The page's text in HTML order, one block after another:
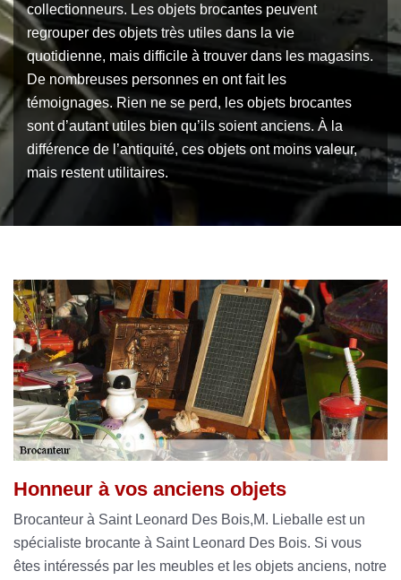
collectionneurs. Les objets brocantes peuvent
regrouper des objets très utiles dans la vie
quotidienne, mais difficile à trouver dans les magasins.
De nombreuses personnes en ont fait les
témoignages. Rien ne se perd, les objets brocantes
sont d’autant utiles bien qu’ils soient anciens. À la
différence de l’antiquité, ces objets ont moins valeur,
mais restent utilitaires.
Honneur à vos anciens objets
Brocanteur à Saint Leonard Des Bois,M. Lieballe est un
spécialiste brocante à Saint Leonard Des Bois. Si vous
êtes intéressés par les meubles et les objets anciens, notre